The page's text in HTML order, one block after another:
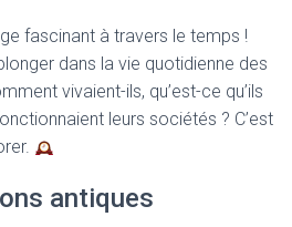
fascinant à travers le temps !
dans la vie quotidienne des
vivaient-ils, qu’est-ce qu’ils
leurs sociétés ? C’est
antiques